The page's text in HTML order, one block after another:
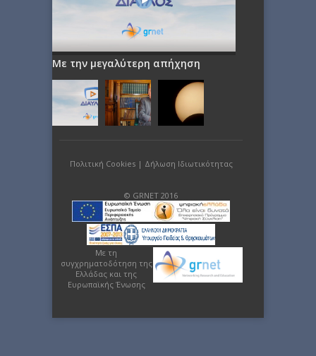
Με την μεγαλύτερη απήχηση
Πολιτική Cookies| Δήλωση Ιδιωτικότητας
© GRNET 2016
Με τη
συγχρηματοδότηση της
Ελλάδας και της
Ευρωπαϊκής Ένωσης